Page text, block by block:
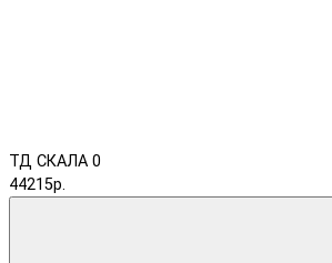
ТД СКАЛА 0
44215р.